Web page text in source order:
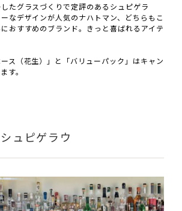
たグラスづくりで定評のあるシュピゲラ
なデザインが人気のナハトマン、どちらもこ
おすすめのブランド。きっと喜ばれるアイテ
ス（花生）」と「バリューパック」はキャン
す。
ュピゲラウ